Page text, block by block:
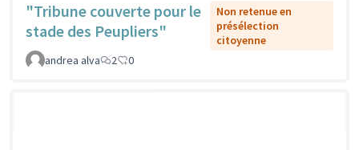
"Tribune couverte pour le
stade des Peupliers"
Non retenue en
présélection
citoyenne
andrea alva
2 0